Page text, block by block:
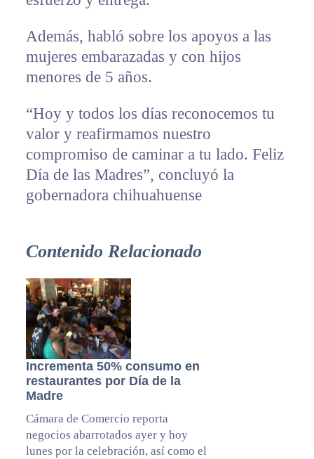
Además, habló sobre los apoyos a las
mujeres embarazadas y con hijos
menores de 5 años.
“Hoy y todos los días reconocemos tu
valor y reafirmamos nuestro
compromiso de caminar a tu lado. Feliz
Día de las Madres”, concluyó la
gobernadora chihuahuense
Contenido Relacionado
Incrementa 50% consumo en
restaurantes por Día de la
Madre
Cámara de Comercio reporta
negocios abarrotados ayer y hoy
lunes por la celebración, así como el